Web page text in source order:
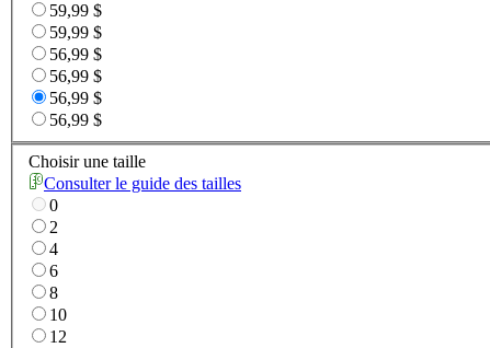
59,99 $
59,99 $
56,99 $
56,99 $
56,99 $
56,99 $
Choisir une taille
Consulter le guide des tailles
0
2
4
6
8
10
12